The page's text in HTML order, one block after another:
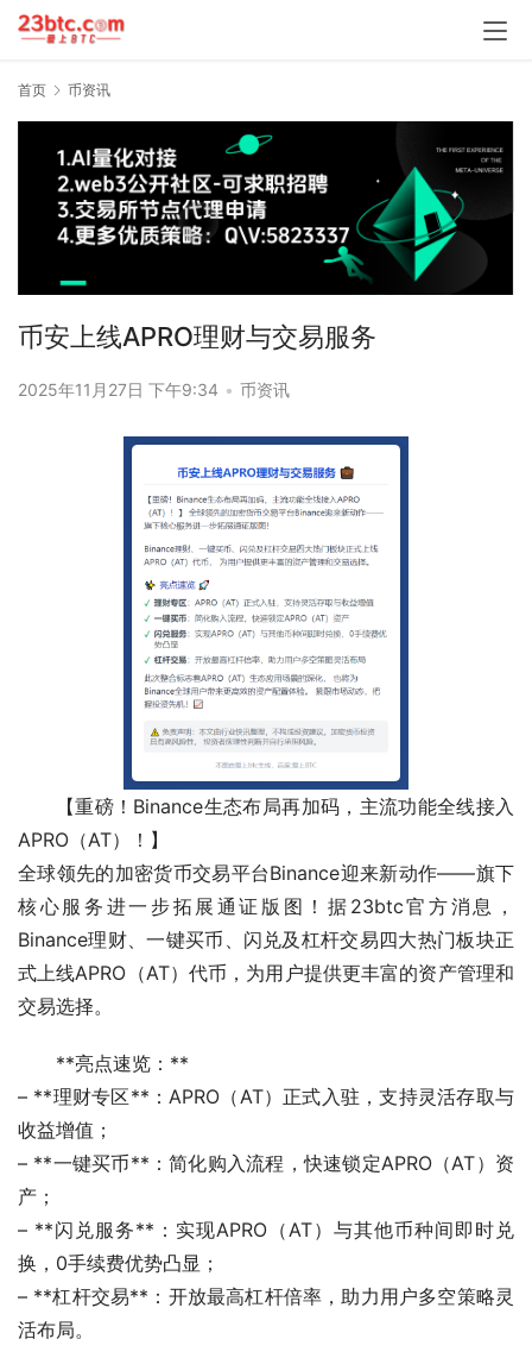
首页 币资讯
币安上线APRO理财与交易服务
2025年11月27日 下午9:34 • 币资讯
【重磅！Binance生态布局再加码，主流功能全线接入
APRO（AT）！】
全球领先的加密货币交易平台Binance迎来新动作——旗下
核心服务进一步拓展通证版图！据23btc官方消息，
Binance理财、一键买币、闪兑及杠杆交易四大热门板块正
式上线APRO（AT）代币，为用户提供更丰富的资产管理和
交易选择。
**亮点速览：**
– **理财专区**：APRO（AT）正式入驻，支持灵活存取与
收益增值；
– **一键买币**：简化购入流程，快速锁定APRO（AT）资
产；
– **闪兑服务**：实现APRO（AT）与其他币种间即时兑
换，0手续费优势凸显；
– **杠杆交易**：开放最高杠杆倍率，助力用户多空策略灵
活布局。